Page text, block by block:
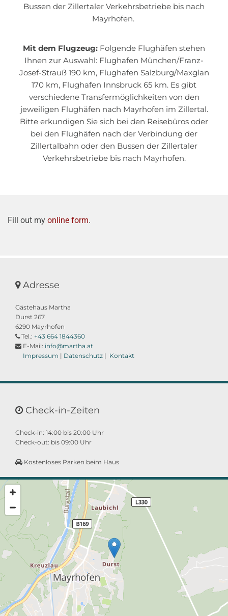
Bussen der Zillertaler Verkehrsbetriebe bis nach
Mayrhofen.
Mit dem Flugzeug: Folgende Flughäfen stehen
Ihnen zur Auswahl: Flughafen München/Franz-
Josef-Strauß 190 km, Flughafen Salzburg/Maxglan
170 km, Flughafen Innsbruck 65 km. Es gibt
verschiedene Transfermöglichkeiten von den
jeweiligen Flughäfen nach Mayrhofen im Zillertal.
Bitte erkundigen Sie sich bei den Reisebüros oder
bei den Flughäfen nach der Verbindung der
Zillertalbahn oder den Bussen der Zillertaler
Verkehrsbetriebe bis nach Mayrhofen.
Fill out my online form.
Adresse
Gästehaus Martha
Durst 267
6290 Mayrhofen
Tel.: +43 664 1844360
 E-Mail: info@martha.at
Impressum | Datenschutz | Kontakt
Check-in-Zeiten
Check-in: 14:00 bis 20:00 Uhr
Check-out: bis 09:00 Uhr
 Kostenloses Parken beim Haus